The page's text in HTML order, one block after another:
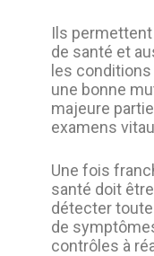
Ils
de santé et
les
une bonne
majeure
examens
Une fois
santé doit
détecter toute
de
contrôles à